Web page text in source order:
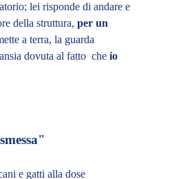
lei risponde di andare e
della struttura, per un
a terra, la guarda
dovuta al fatto che io
e gatti alla dose